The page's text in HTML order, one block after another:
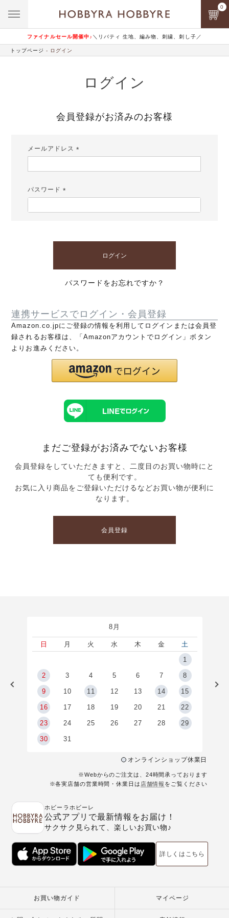
ファイナルセール開催中♪ ＼リバティ 生地、編み物、刺繍、刺し子／
0
トップページ ログイン
ログイン
会員登録がお済みのお客様
メールアドレス
パスワード
ログイン
パスワードをお忘れですか？
連携サービスでログイン・会員登録
Amazon.co.jpにご登録の情報を利用してログインまたは会員登
録されるお客様は、「Amazonアカウントでログイン」ボタン
よりお進みください。
まだご登録がお済みでないお客様
会員登録をしていただきますと、二度目のお買い物時にと
ても便利です。
お気に入り商品をご登録いただけるなどお買い物が便利に
なります。
会員登録
8月
日 月 火 水 木 金
土
1
2 3 4 5 6 7 8
9 10 11 12 13 14 15
16 17 18 19 20 21 22
23 24 25 26 27 28 29
30 31
オンラインショップ休業日
※Webからのご注文は、24時間承っております
※各実店舗の営業時間・休業日は 店舗情報 をご覧ください
ホビーラホビーレ
公式アプリで最新情報をお届け！
サクサク見られて、楽しいお買い物♪
詳しくはこちら
お買い物ガイド マイページ